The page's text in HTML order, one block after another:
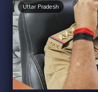
Uttar Pradesh